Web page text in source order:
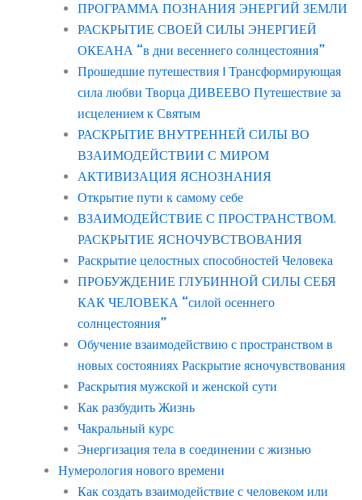
ПРОГРАММА ПОЗНАНИЯ ЭНЕРГИЙ ЗЕМЛИ
РАСКРЫТИЕ СВОЕЙ СИЛЫ ЭНЕРГИЕЙ
ОКЕАНА “в дни весеннего солнцестояния”
Прошедшие путешествия | Трансформирующая
сила любви Творца ДИВЕЕВО Путешествие за
исцелением к Святым
РАСКРЫТИЕ ВНУТРЕННЕЙ СИЛЫ ВО
ВЗАИМОДЕЙСТВИИ С МИРОМ
АКТИВИЗАЦИЯ ЯСНОЗНАНИЯ
Открытие пути к самому себе
ВЗАИМОДЕЙСТВИЕ С ПРОСТРАНСТВОМ.
РАСКРЫТИЕ ЯСНОЧУВСТВОВАНИЯ
Раскрытие целостных способностей Человека
ПРОБУЖДЕНИЕ ГЛУБИННОЙ СИЛЫ СЕБЯ
КАК ЧЕЛОВЕКА “силой осеннего
солнцестояния”
Обучение взаимодействию с пространством в
новых состояниях Раскрытие ясночувствования
Раскрытия мужской и женской сути
Как разбудить Жизнь
Чакральный курс
Энергизация тела в соединении с жизнью
Нумерология нового времени
Как создать взаимодействие с человеком или